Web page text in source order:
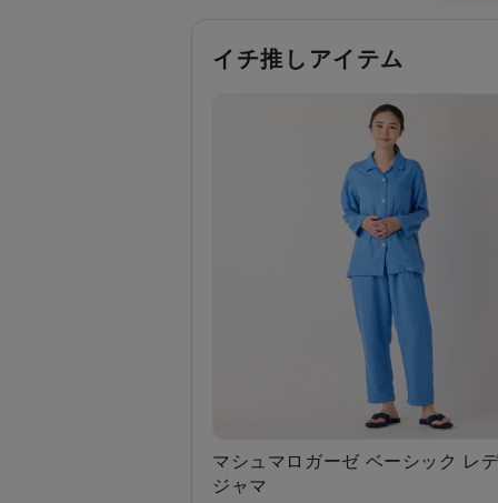
イチ推しアイテム
マシュマロガーゼ ベーシック レ
ジャマ